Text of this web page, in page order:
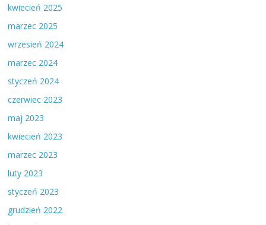
kwiecień 2025
marzec 2025
wrzesień 2024
marzec 2024
styczeń 2024
czerwiec 2023
maj 2023
kwiecień 2023
marzec 2023
luty 2023
styczeń 2023
grudzień 2022